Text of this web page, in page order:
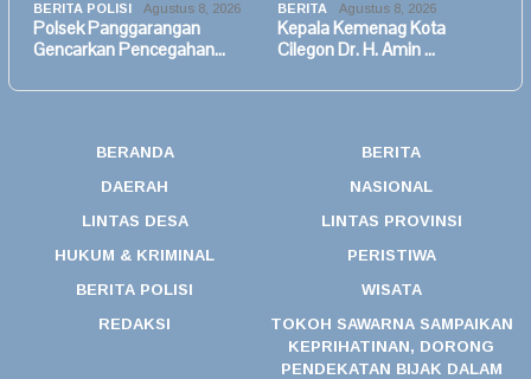
BERITA POLISI Agustus 8, 2026
Polsek Panggarangan
Gencarkan Pencegahan…
BERITA Agustus 8, 2026
Kepala Kemenag Kota
Cilegon Dr. H. Amin …
BERANDA
BERITA
DAERAH
NASIONAL
LINTAS DESA
LINTAS PROVINSI
HUKUM & KRIMINAL
PERISTIWA
BERITA POLISI
WISATA
REDAKSI
TOKOH SAWARNA SAMPAIKAN
KEPRIHATINAN, DORONG
PENDEKATAN BIJAK DALAM